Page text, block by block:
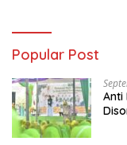
Popular Post
Anti